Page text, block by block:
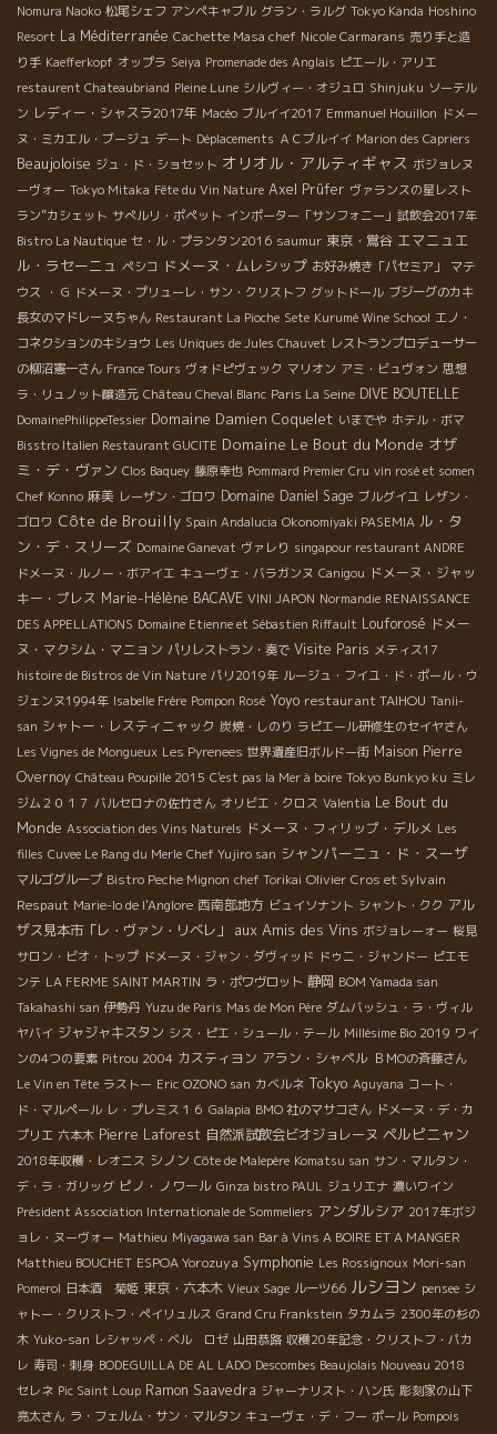
Nomura Naoko 松尾シェフ アンペキャブル グラン・ラルグ Tokyo Kanda Hoshino
Resort La Méditerranée Cachette Masa chef Nicole Carmarans 売り手と造
り手 Kaefferkopf オップラ Seiya Promenade des Anglais ピエール・アリエ
restaurent Chateaubriand Pleine Lune シルヴィー・オジュロ Shinjuku ソーテル
ン レディー・シャスラ2017年 Macéo ブルイイ2017 Emmanuel Houillon ドメー
ヌ・ミカエル・ブージュ デート Déplacements ＡＣブルイイ Marion des Capriers
Beaujoloise ジュ・ド・ショセット オリオル・アルティギャス ボジョレヌ
ーヴォー Tokyo Mitaka Fête du Vin Nature Axel Prüfer ヴァランスの星レスト
ラン”カシェット サぺルリ・ポペット インポーター「サンフォニー」試飲会2017年
Bistro La Nautique セ・ル・プランタン2016 saumur 東京・鴬谷 エマニュエ
ル・ラセーニュ ペシコ ドメーヌ・ムレシップ お好み焼き「パセミア」
マテ
ウス
・ G ドメーヌ・プリューレ・サン・クリストフ グットドール ブジーグのカキ
長女のマドレーヌちゃん Restaurant La Pioche Sete Kurumé Wine School エノ・
コネクションのキショウ Les Uniques de Jules Chauvet レストランプロデューサー
の柳沼憲一さん France Tours ヴォドピヴェック マリオン アミ・ビュヴォン 思想
ラ・リュノット醸造元 Château Cheval Blanc Paris La Seine DIVE BOUTELLE
DomainePhilippeTessier Domaine Damien Coquelet いまでや ホテル・ボマ
Bisstro Italien Restaurant GUCITE Domaine Le Bout du Monde オザ
ミ・デ・ヴァン Clos Baquey 藤原幸也 Pommard Premier Cru vin rosé et somen
Chef Konno 麻美 レーザン・ゴロワ Domaine Daniel Sage ブルグイユ レザン・
ゴロワ Côte de Brouilly Spain Andalucia Okonomiyaki PASEMIA ル・タ
ン・デ・スリーズ Domaine Ganevat ヴァレり singapour restaurant ANDRE
ドメーヌ・ルノー・ボアイエ キューヴェ・バラガンヌ Canigou ドメーヌ・ジャッ
キー・プレス Marie-Hélène BACAVE VINI JAPON Normandie RENAISSANCE
DES APPELLATIONS Domaine Etienne et Sébastien Riffault Louforosé ドメー
ヌ・マクシム・マニョン パリレストラン・奏で Visite Paris メティス17
histoire de Bistros de Vin Nature パリ2019年 ルージュ・フイユ・ド・ポール・ウ
ジェンヌ1994年 Isabelle Frère Pompon Rosé Yoyo restaurant TAIHOU Tanii-
san シャトー・レスティニャック 炭焼・しのり ラピエール研修生のセイヤさん
Les Vignes de Mongueux Les Pyrenees 世界遺産旧ボルドー街 Maison Pierre
Overnoy Château Poupille 2015 C'est pas la Mer à boire Tokyo Bunkyo ku ミレ
ジム２０１７ バルセロナの佐竹さん オリビエ・クロス Valentia Le Bout du
Monde Association des Vins Naturels ドメーヌ・フィリップ・デルメ Les
filles Cuvee Le Rang du Merle Chef Yujiro san シャンパーニュ・ド・スーザ
マルゴグループ Bistro Peche Mignon chef Torikai Olivier Cros et Sylvain
Respaut Marie-lo de l'Anglore 西南部地方 ビュイソナント シャント・クク アル
ザス見本市「レ・ヴァン・リベレ」
aux Amis des Vins ボジョレーォー 桜見
サロン・ビオ・トップ ドメーヌ・ジャン・ダヴィッド ドゥニ・ジャンドー ピエモ
ンテ LA FERME SAINT MARTIN ラ・ポワヴロット 静岡 BOM Yamada san
Takahashi san 伊勢丹 Yuzu de Paris Mas de Mon Père ダムバッシュ・ラ・ヴィル
ヤバイ ジャジャキスタン シス・ピエ・シュール・テール Millésime Bio 2019 ワイ
ンの4つの要素 Pitrou 2004 カスティヨン アラン・シャペル ＢＭОの斉藤さん
Le Vin en Tête ラストー Eric OZONO san カベルネ Tokyo Aguyana コート・
ド・マルペール レ・プレミス１６ Galapia BMO 社のマサコさん ドメーヌ・デ・カ
プリエ 六本木 Pierre Laforest 自然派試飲会ビオジョレーヌ ペルピニャン
2018年収穫・レオニス シノン Côte de Malepère Komatsu san サン・マルタン・
デ・ラ・ガリッグ ピノ・ノワール Ginza bistro PAUL ジュリエナ 濃いワイン
Président Association Internationale de Sommeliers アンダルシア 2017年ボジ
ョレ・ヌーヴォー Mathieu Miyagawa san Bar à Vins A BOIRE ET A MANGER
Matthieu BOUCHET ESPOA Yorozuya Symphonie Les Rossignoux Mori-san
Pomerol 日本酒 菊姫 東京・六本木 Vieux Sage ルーツ66 ルシヨン pensee シ
ャトー・クリストフ・ペイリュルス Grand Cru Frankstein タカムラ 2300年の杉の
木 Yuko-san レシャッペ・ベル ロゼ 山田恭路 収穫20年記念・クリストフ・パカ
レ 寿司・刺身 BODEGUILLA DE AL LADO Descombes Beaujolais Nouveau 2018
セレネ Pic Saint Loup Ramon Saavedra ジャーナリスト・ハン氏 彫刻家の山下
亮太さん ラ・フェルム・サン・マルタン キューヴェ・デ・フー ポール Pompois